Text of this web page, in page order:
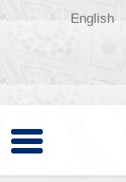
English